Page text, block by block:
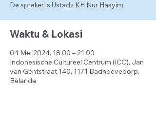
De spreker is Ustadz KH Nur Hasyim
Waktu & Lokasi
04 Mei 2024, 18.00 – 21.00
Indonesische Cultureel Centrum (ICC), Jan
van Gentstraat 140, 1171 Badhoevedorp,
Belanda